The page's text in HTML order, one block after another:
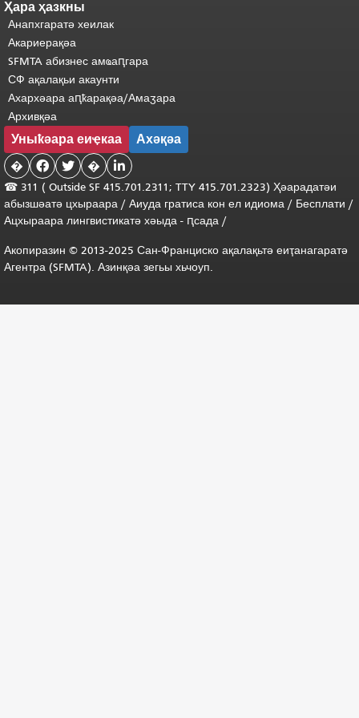
Ҳара ҳазкны
Анапхгаратә хеилак
Акариерақәа
SFMTA абизнес амҩаԥгара
СФ ақалақьи акаунти
Ахархәара аԥҟарақәа/Амаӡара
Архивқәа
Уныҟәара еиҿкаа Ахәқәа
�   � 
☎ 311 ( Outside SF 415.701.2311; TTY 415.701.2323) Ҳәарадатәи
абызшәатә цхыраара / Аиуда гратиса кон ел идиома / Бесплати /
Ацхыраара лингвистикатә хәыда - ԥсада /
Акопиразин © 2013-2025 Сан-Франциско ақалақьтә еиҭанагаратә
Агентра (SFMTA). Азинқәа зегьы хьчоуп.